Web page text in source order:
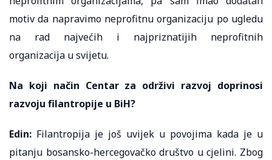
motiv da napravimo neprofitnu organizaciju po ugledu
na rad najvećih i najpriznatijih neprofitnih
organizacija u svijetu.
Na koji način Centar za održivi razvoj doprinosi
razvoju filantropije u BiH?
Edin: Filantropija je još uvijek u povojima kada je u
pitanju bosansko-hercegovačko društvo u cjelini. Zbog